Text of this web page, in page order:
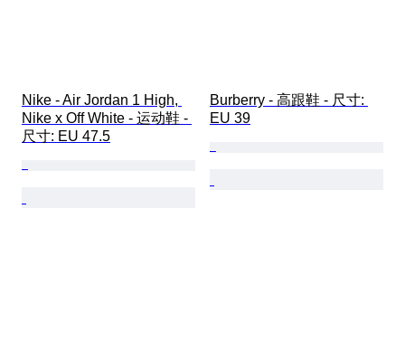
Nike - Air Jordan 1 High,
Nike x Off White - 运动鞋 -
尺寸: EU 47.5
Burberry - 高跟鞋 - 尺寸:
EU 39